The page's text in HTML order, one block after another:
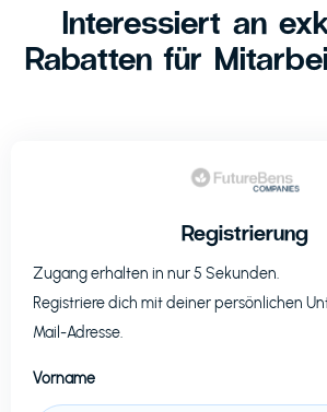
Interessiert an
Rabatten für
Registrierung
Zugang erhalten in nur 5 Sekunden.
Registriere dich mit deiner persönlichen
Mail-Adresse.
Vorname